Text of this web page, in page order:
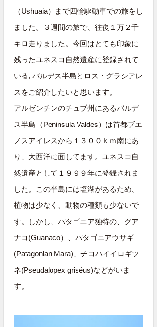
（Ushuaia）まで四輪駆動車での旅をし
ました。３週間の旅で、往復１万２千
キロ走りました。今回はとても印象に
残ったユネスコ自然遺産に登録されて
いる, バルデス半島とロス・グラシアレ
スをご紹介したいと思います。
アルゼンチンのチュブ州にあるバルデ
ス半島（Peninsula Valdes）は首都ブエ
ノスアイレスから１３００ｋｍ南にあ
り、大西洋に面してます。ユネスコ自
然遺産として１９９９年に登録されま
した。この半島には塩湖があるため、
植物は少なく、動物の種類も少ないで
す。しかし、パタゴニア独特の、グア
ナコ(Guanaco）、パタゴニアウサギ
(Patagonian Mara)、チコハイイロギツ
ネ(Pseudalopex griséus)などがいま
す。